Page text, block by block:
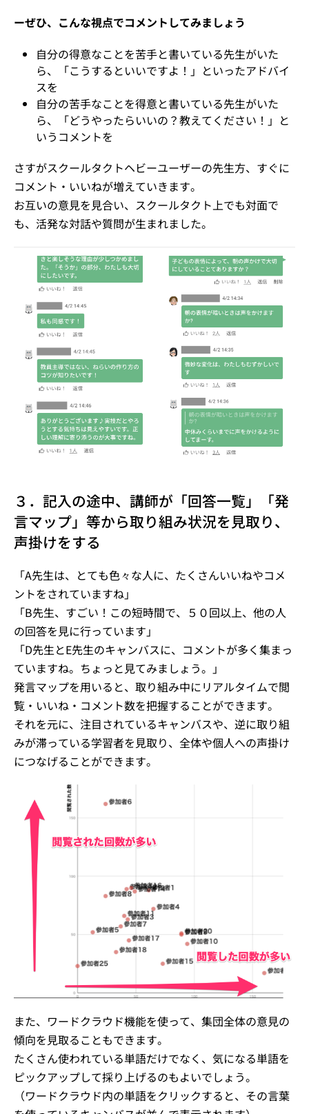
ーぜひ、こんな視点でコメントしてみましょう
自分の得意なことを苦手と書いている先生がいた
ら、「こうするといいですよ！」といったアドバイ
スを
自分の苦手なことを得意と書いている先生がいた
ら、「どうやったらいいの？教えてください！」と
いうコメントを
さすがスクールタクトヘビーユーザーの先生方、すぐに
コメント・いいねが増えていきます。
お互いの意見を見合い、スクールタクト上でも対面で
も、活発な対話や質問が生まれました。
３．記入の途中、講師が「回答一覧」「発
言マップ」等から取り組み状況を見取り、
声掛けをする
「A先生は、とても色々な人に、たくさんいいねやコメ
ントをされていますね」
「B先生、すごい！この短時間で、５０回以上、他の人
の回答を見に行っています」
「D先生とE先生のキャンバスに、コメントが多く集まっ
ていますね。ちょっと見てみましょう。」
発言マップを用いると、取り組み中にリアルタイムで閲
覧・いいね・コメント数を把握することができます。
それを元に、注目されているキャンバスや、逆に取り組
みが滞っている学習者を見取り、全体や個人への声掛け
につなげることができます。
また、ワードクラウド機能を使って、集団全体の意見の
傾向を見取ることもできます。
たくさん使われている単語だけでなく、気になる単語を
ピックアップして採り上げるのもよいでしょう。
（ワードクラウド内の単語をクリックすると、その言葉